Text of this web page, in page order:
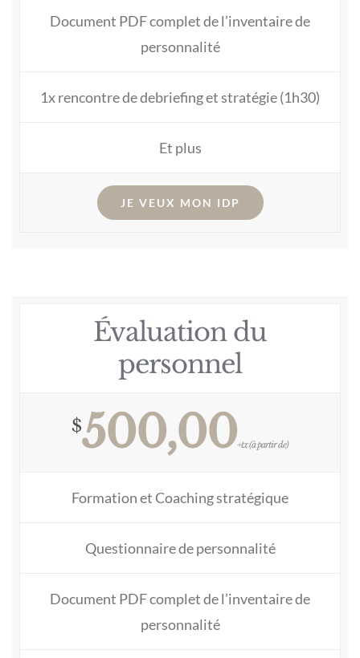
Document PDF complet de l’inventaire de
personnalité
1x rencontre de debriefing et stratégie (1h30)
Et plus
JE VEUX MON IDP
Évaluation du
personnel
$500,00+tx (à partir de)
Formation et Coaching stratégique
Questionnaire de personnalité
Document PDF complet de l’inventaire de
personnalité